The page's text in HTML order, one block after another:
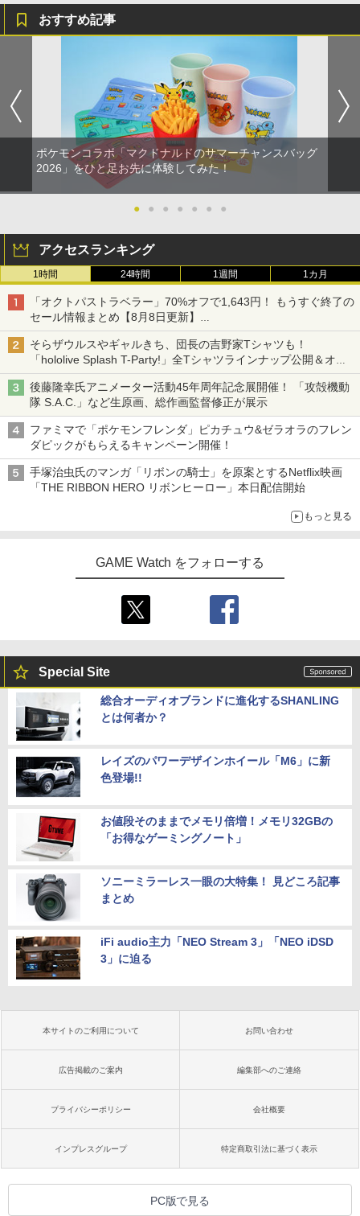
おすすめ記事
ポケモンコラボ「マクドナルドのサマーチャンスバッグ
2026」をひと足お先に体験してみた！
● ● ● ● ● ● ●
アクセスランキング
1時間 24時間 1週間 1カ月
「オクトパストラベラー」70%オフで1,643円！ もうすぐ終了の
セール情報まとめ【8月8日更新】
ニンテンドーeショップでは「大神 絶景版」が67%オフで990円
そらザウルスやギャルきち、団長の吉野家Tシャツも！
「hololive Splash T-Party!」全Tシャツラインナップ公開＆オン
ライン販売開始
後藤隆幸氏アニメーター活動45年周年記念展開催！ 「攻殻機動
隊 S.A.C.」など生原画、総作画監督修正が展示
ファミマで「ポケモンフレンダ」ピカチュウ&ゼラオラのフレン
ダピックがもらえるキャンペーン開催！
手塚治虫氏のマンガ「リボンの騎士」を原案とするNetflix映画
「THE RIBBON HERO リボンヒーロー」本日配信開始
もっと見る
GAME Watch をフォローする
Special Site
総合オーディオブランドに進化するSHANLING
とは何者か？
レイズのパワーデザインホイール「M6」に新
色登場!!
お値段そのままでメモリ倍増！メモリ32GBの
「お得なゲーミングノート」
ソニーミラーレス一眼の大特集！ 見どころ記事
まとめ
iFi audio主力「NEO Stream 3」「NEO iDSD
3」に迫る
本サイトのご利用について お問い合わせ
広告掲載のご案内 編集部へのご連絡
プライバシーポリシー 会社概要
インプレスグループ 特定商取引法に基づく表示
PC版で見る